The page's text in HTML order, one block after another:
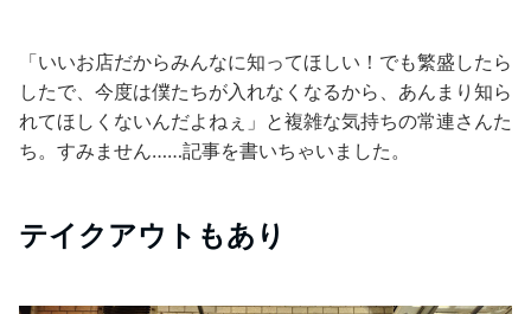
「いいお店だからみんなに知ってほしい！でも繁盛したら
したで、今度は僕たちが入れなくなるから、あんまり知ら
れてほしくないんだよねぇ」と複雑な気持ちの常連さんた
ち。すみません……記事を書いちゃいました。
テイクアウトもあり